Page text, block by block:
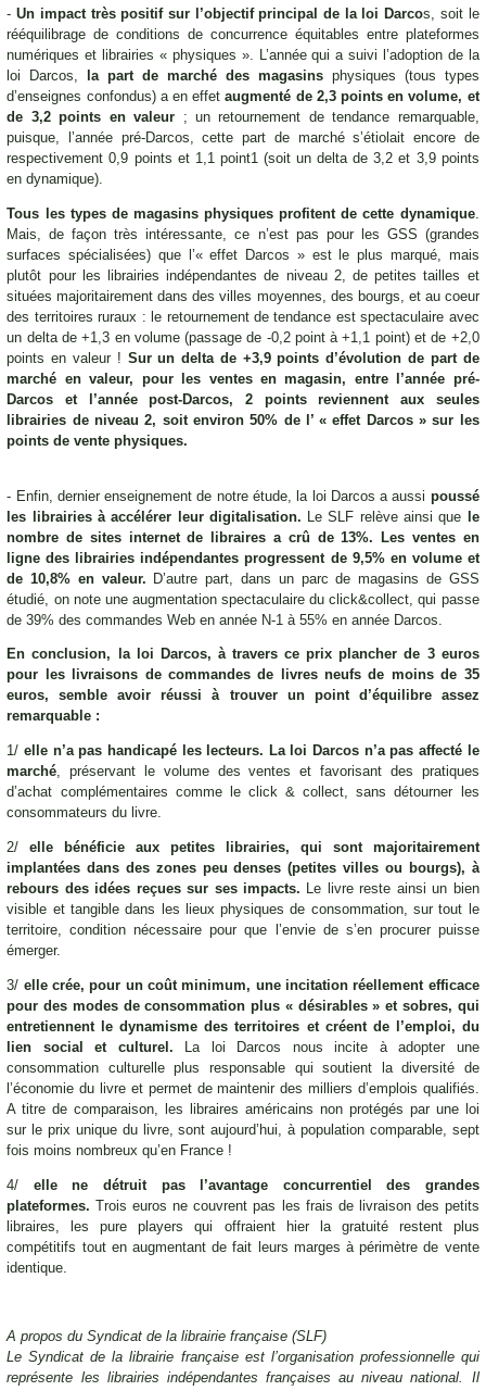
-Un impact très positif sur l’objectif principal de la loi Darcos, soit le
rééquilibrage de conditions de concurrence équitables entre plateformes
numériques et librairies « physiques ». L’année qui a suivi l’adoption de la
loi Darcos,
la part de marché des magasinsphysiques (tous types
d’enseignes confondus) a en effetaugmenté de 2,3 points en volume, et
de 3,2 points en valeur ; un retournement de tendance remarquable,
puisque, l’année pré-Darcos, cette part de marché s’étiolait encore de
respectivement 0,9 points et 1,1 point1 (soit un delta de 3,2 et 3,9 points
en dynamique).
Tous les types de magasins physiques profitent de cette dynamique.
Mais, de façon très intéressante, ce n’est pas pour les GSS (grandes
surfaces spécialisées) que l’« effet Darcos » est le plus marqué, mais
plutôt pour les librairies indépendantes de niveau 2, de petites tailles et
situées majoritairement dans des villes moyennes, des bourgs, et au coeur
des territoires ruraux : le retournement de tendance est spectaculaire avec
un delta de +1,3 en volume (passage de -0,2 point à +1,1 point) et de +2,0
points en valeur ! Sur un delta de +3,9 points d’évolution de part de
marché en valeur, pour les ventes en magasin, entre l’année pré-
Darcos et l’année post-Darcos, 2 points reviennent aux seules
librairies de niveau 2, soit environ 50% de l’ « effet Darcos » sur les
points de vente physiques.
- Enfin, dernier enseignement de notre étude, la loi Darcos a aussi poussé
les librairies à accélérer leur digitalisation. Le SLF relève ainsi que le
nombre de sites internet de libraires a crû de 13%. Les ventes en
ligne des librairies indépendantes progressent de 9,5% en volume et
de 10,8% en valeur. D’autre part, dans un parc de magasins de GSS
étudié, on note une augmentation spectaculaire du click&collect, qui passe
de 39% des commandes Web en année N-1 à 55% en année Darcos.
En conclusion, la loi Darcos, à travers ce prix plancher de 3 euros
pour les livraisons de commandes de livres neufs de moins de 35
euros, semble avoir réussi à trouver un point d’équilibre assez
remarquable :
1/elle n’a pas handicapé les lecteurs. La loi Darcos n’a pas affecté le
marché, préservant le volume des ventes et favorisant des pratiques
d’achat complémentaires comme le click & collect, sans détourner les
consommateurs du livre.
2/elle bénéficie aux petites librairies, qui sont majoritairement
implantées dans des zones peu denses (petites villes ou bourgs), à
rebours des idées reçues sur ses impacts. Le livre reste ainsi un bien
visible et tangible dans les lieux physiques de consommation, sur tout le
territoire, condition nécessaire pour que l’envie de s’en procurer puisse
émerger.
3/ elle crée, pour un coût minimum, une incitation réellement efficace
pour des modes de consommation plus « désirables » et sobres, qui
entretiennent le dynamisme des territoires et créent de l’emploi, du
lien social et culturel. La loi Darcos nous incite à adopter une
consommation culturelle plus responsable qui soutient la diversité de
l’économie du livre et permet de maintenir des milliers d’emplois qualifiés.
A titre de comparaison, les libraires américains non protégés par une loi
sur le prix unique du livre, sont aujourd’hui, à population comparable, sept
fois moins nombreux qu’en France !
4/ elle ne détruit pas l’avantage concurrentiel des grandes
plateformes. Trois euros ne couvrent pas les frais de livraison des petits
libraires, les pure players qui offraient hier la gratuité restent plus
compétitifs tout en augmentant de fait leurs marges à périmètre de vente
identique.
A propos du Syndicat de la librairie française (SLF)
Le Syndicat de la librairie française est l’organisation professionnelle qui
représente les librairies indépendantes françaises au niveau national. Il